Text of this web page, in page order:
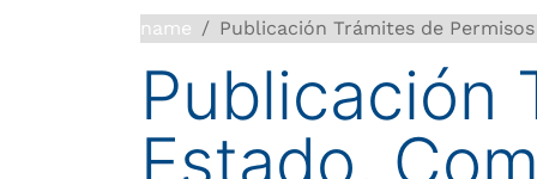
name Publicación Trámites de
Publicación
Estado,